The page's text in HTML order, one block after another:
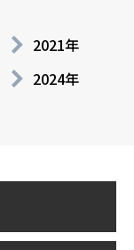
2021年
2024年